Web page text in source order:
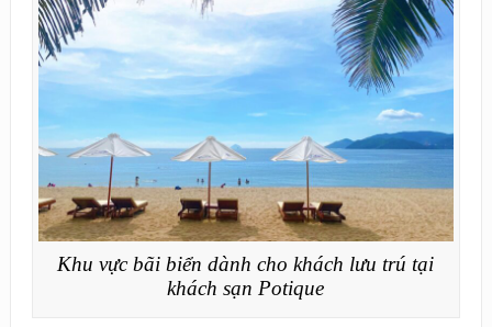
Khu vực bãi biển dành cho khách lưu trú tại
khách sạn Potique